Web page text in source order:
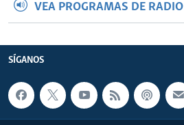
VEA PROGRAMAS DE RADIO
SÍGANOS